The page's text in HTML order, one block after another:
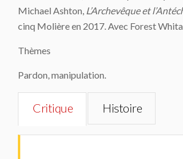
Michael Ashton, L’Archevêque et
cinq Molière en 2017. Avec Forest
Thèmes
Pardon, manipulation.
Critique Histoire